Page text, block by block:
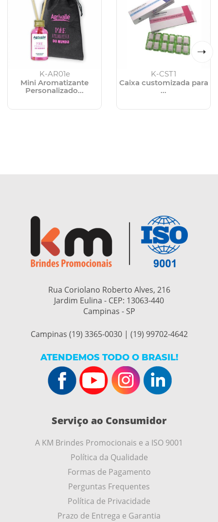
K-AR01e
Mini Aromatizante
Personalizado...
K-CST1
Caixa customizada para
...
Rua Coriolano Roberto Alves, 216
Jardim Eulina - CEP: 13063-440
Campinas - SP
Campinas (19) 3365-0030 | (19) 99702-4642
ATENDEMOS TODO O BRASIL!
Serviço ao Consumidor
A KM Brindes Promocionais e a ISO 9001
Política da Qualidade
Formas de Pagamento
Perguntas Frequentes
Política de Privacidade
Prazo de Entrega e Garantia